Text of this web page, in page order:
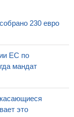
230 евро
ЕС по
мандат
это